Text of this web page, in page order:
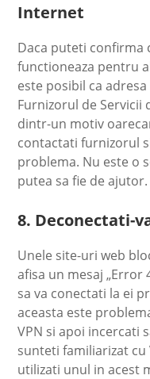
Internet
Daca puteti confirma
functioneaza pentru
este posibil ca
Furnizorul de Servicii
dintr-un motiv
contactati furnizorul
problema. Nu este o
putea sa fie de ajutor.
8. Deconectati-
Unele site-uri web
afisa un mesaj „Error
sa va conectati la ei
aceasta este
VPN si apoi incercati
sunteti familiarizat cu
utilizati unul in acest